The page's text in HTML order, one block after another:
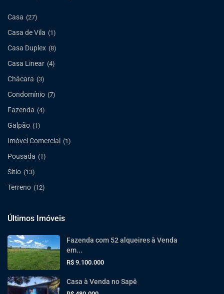
Casa (27)
Casa de Vila (1)
Casa Duplex (8)
Casa Linear (4)
Chácara (3)
Condomínio (7)
Fazenda (4)
Galpão (1)
Imóvel Comercial (1)
Pousada (1)
Sítio (13)
Terreno (12)
Últimos Imóveis
Fazenda com 52 alqueires à Venda
em...
R$ 9.100.000
Casa à Venda no Sapê